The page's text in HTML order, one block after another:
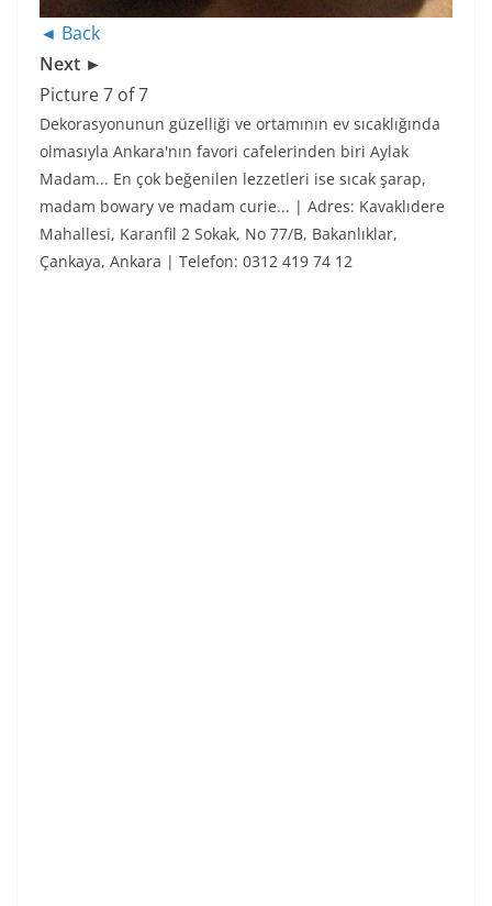
◄ Back
Next ►
Picture 7 of 7
Dekorasyonunun güzelliği ve ortamının ev sıcaklığında
olmasıyla Ankara'nın favori cafelerinden biri Aylak
Madam... En çok beğenilen lezzetleri ise sıcak şarap,
madam bowary ve madam curie... | Adres: Kavaklıdere
Mahallesi, Karanfil 2 Sokak, No 77/B, Bakanlıklar,
Çankaya, Ankara | Telefon: 0312 419 74 12